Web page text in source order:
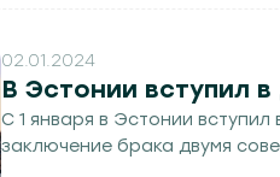
02.01.2024
В Эстонии вступил
С 1 января в Эстонии
заключение брака двумя